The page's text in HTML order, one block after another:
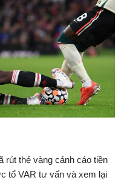
rút thẻ vàng cảnh cáo tiền
tổ VAR tư vấn và xem lại